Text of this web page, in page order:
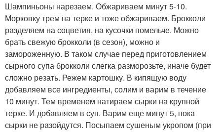
Шампиньоны нарезаем. Обжариваем минут 5-10.
Морковку трем на терке и тоже обжариваем. Брокколи
разделяем на соцветия, на кусочки помельче. Можно
брать свежую брокколи (в сезон), можно и
замороженную. В таком случае перед приготовлением
сырного супа брокколи слегка разморозьте, иначе будет
сложно резать. Режем картошку. В кипящую воду
добавляем все ингредиенты, солим и варим в течение
10 минут. Тем временем натираем сырки на крупной
терке. И добавляем в суп. Варим еще минут 5, пока
сырки не разойдутся. Посыпаем сушеным укропом (при